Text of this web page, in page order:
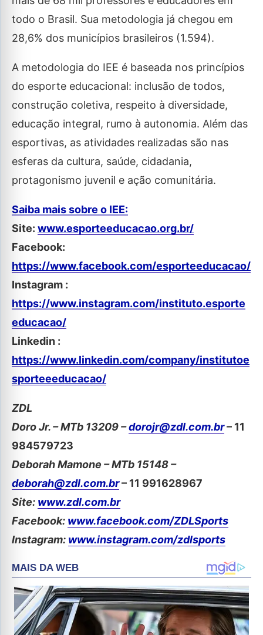
todo o Brasil. Sua metodologia já chegou em
28,6% dos municípios brasileiros (1.594).
A metodologia do IEE é baseada nos princípios
do esporte educacional: inclusão de todos,
construção coletiva, respeito à diversidade,
educação integral, rumo à autonomia. Além das
esportivas, as atividades realizadas são nas
esferas da cultura, saúde, cidadania,
protagonismo juvenil e ação comunitária.
Saiba mais sobre o IEE:
Site: www.esporteeducacao.org.br/
Facebook:
https://www.facebook.com/esporteeducacao/
Instagram :
https://www.instagram.com/instituto.esporte
educacao/
Linkedin :
https://www.linkedin.com/company/institutoe
sporteeeducacao/
ZDL
Doro Jr. – MTb 13209 –dorojr@zdl.com.br– 11
984579723
Deborah Mamone – MTb 15148 –
deborah@zdl.com.br– 11 991628967
Site: www.zdl.com.br
Facebook: www.facebook.com/ZDLSports
Instagram: www.instagram.com/zdlsports